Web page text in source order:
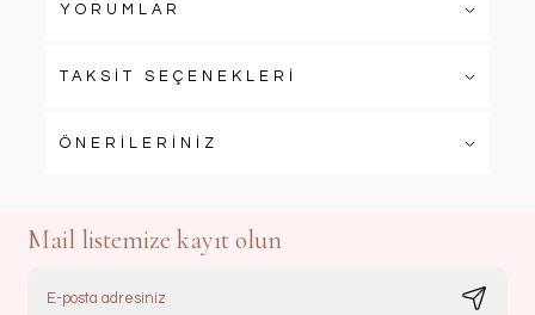
YORUMLAR
TAKSİT SEÇENEKLERİ
ÖNERİLERİNİZ
Mail listemize kayıt olun